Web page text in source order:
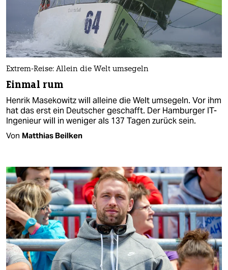
Extrem-Reise: Allein die Welt umsegeln
Einmal rum
Henrik Masekowitz will alleine die Welt umsegeln. Vor ihm
hat das erst ein Deutscher geschafft. Der Hamburger IT-
Ingenieur will in weniger als 137 Tagen zurück sein.
Von Matthias Beilken